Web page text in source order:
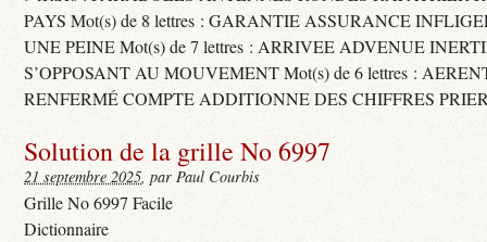
PAYS Mot(s) de 8 lettres : GARANTIE ASSURANCE
UNE PEINE Mot(s) de 7 lettres : ARRIVEE ADVENUE
S’OPPOSANT AU MOUVEMENT Mot(s) de 6 lettres :
RENFERMÉ COMPTE ADDITIONNE DES CHIFFRES
Solution de la grille No 6997
21 septembre 2025, par Paul Courbis
Grille No 6997 Facile
Dictionnaire